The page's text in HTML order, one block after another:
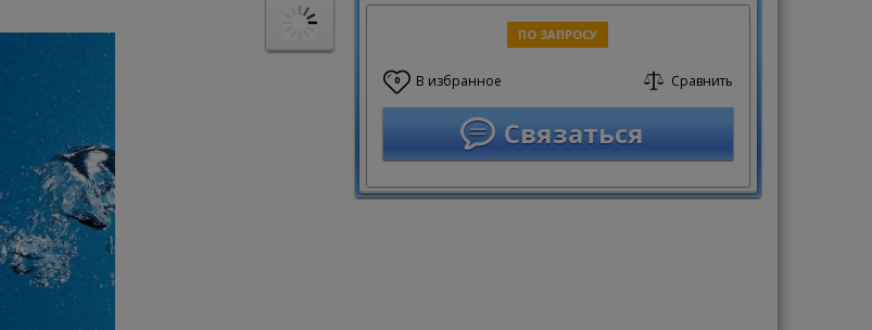
ПО ЗАПРОСУ
0 В избранное Сравнить
Связаться